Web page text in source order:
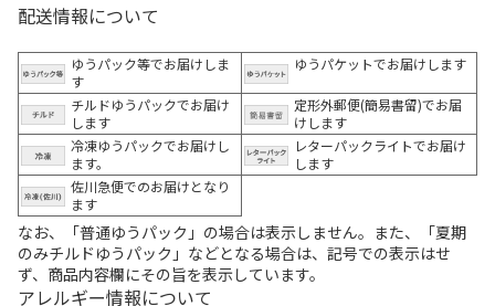
配送情報について
ゆうパック等でお届けしま
す
ゆうパケットでお届けします
チルドゆうパックでお届け
します
定形外郵便(簡易書留)でお届
けします
冷凍ゆうパックでお届けし
ます。
レターパックライトでお届け
します
佐川急便でのお届けとなり
ます
なお、「普通ゆうパック」の場合は表示しません。また、「夏期
のみチルドゆうパック」などとなる場合は、記号での表示はせ
ず、商品内容欄にその旨を表示しています。
アレルギー情報について